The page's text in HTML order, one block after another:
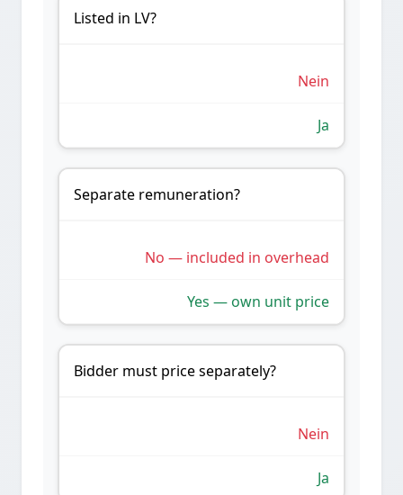
Listed in LV?
Nein
Ja
Separate remuneration?
No — included in overhead
Yes — own unit price
Bidder must price separately?
Nein
Ja